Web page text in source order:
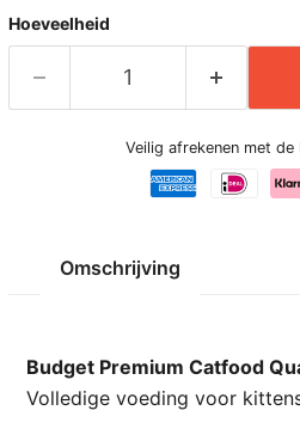
Hoeveelheid
Veilig afrekenen met
Omschrijving
Budget Premium Catfood
Volledige voeding voor